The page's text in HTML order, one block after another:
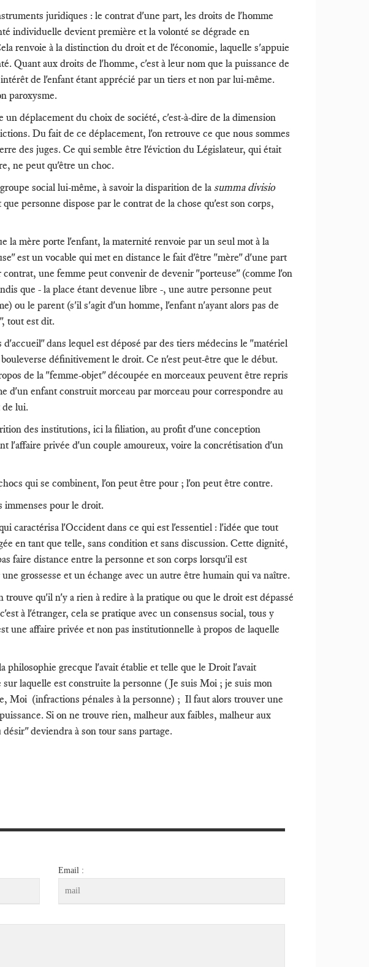
juridiques : le contrat d'une part, les droits de l'homme
individuelle devient première et la volonté se dégrade en
renvoie à la distinction du droit et de l'économie, laquelle s'appuie
Quant aux droits de l'homme, c'est à leur nom que la puissance de
de l'enfant étant apprécié par un tiers et non par lui-même.
paroxysme.
déplacement du choix de société, c'est-à-dire de la dimension
Du fait de ce déplacement, l'on retrouve ce que nous sommes
des juges. Ce qui semble être l'éviction du Législateur, qui était
ne peut qu'être un choc.
social lui-même, à savoir la disparition de la summa divisio
personne dispose par le contrat de la chose qu'est son corps,
la mère porte l'enfant, la maternité renvoie par un seul mot à la
est un vocable qui met en distance le fait d'être "mère" d'une part
une femme peut convenir de devenir "porteuse" (comme l'on
que - la place étant devenue libre -, une autre personne peut
ou le parent (s'il s'agit d'un homme, l'enfant n'ayant alors pas de
tout est dit.
dans lequel est déposé par des tiers médecins le "matériel
définitivement le droit. Ce n'est peut-être que le début.
de la "femme-objet" découpée en morceaux peuvent être repris
d'un enfant construit morceau par morceau pour correspondre au
de lui.
des institutions, ici la filiation, au profit d'une conception
l'affaire privée d'un couple amoureux, voire la concrétisation d'un
qui se combinent, l'on peut être pour ; l'on peut être contre.
immenses pour le droit.
caractérisa l'Occident dans ce qui est l'essentiel : l'idée que tout
en tant que telle, sans condition et sans discussion. Cette dignité,
faire distance entre la personne et son corps lorsqu'il est
grossesse et un échange avec un autre être humain qui va naître.
qu'il n'y a rien à redire à la pratique ou que le droit est dépassé
à l'étranger, cela se pratique avec un consensus social, tous y
une affaire privée et non pas institutionnelle à propos de laquelle
philosophie grecque l'avait établie et telle que le Droit l'avait
sur laquelle est construite la personne (Je suis Moi ; je suis mon
Moi (infractions pénales à la personne) ; Il faut alors trouver une
Si on ne trouve rien, malheur aux faibles, malheur aux
deviendra à son tour sans partage.
Email :